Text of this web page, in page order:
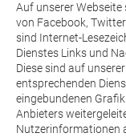
Auf unserer Webseite
von Facebook,
sind Internet-
Dienstes Links und
Diese sind auf
entsprechenden
eingebundenen
Anbieters
Nutzerinformationen